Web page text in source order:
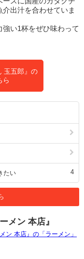
出汁を合わせていま
い1杯をぜひ味わって
玉五郎』の
ら
たい 4
メン 本店』